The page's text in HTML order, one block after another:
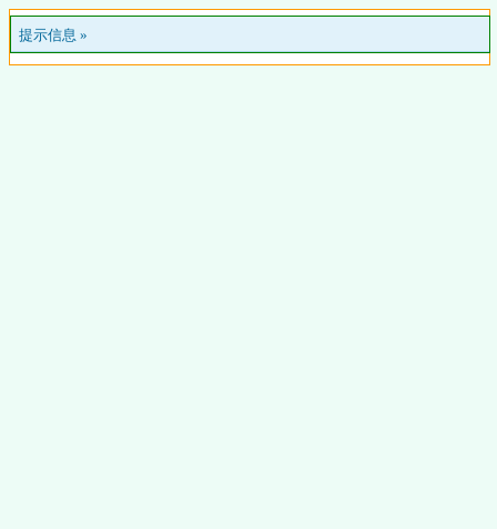
提示信息 »